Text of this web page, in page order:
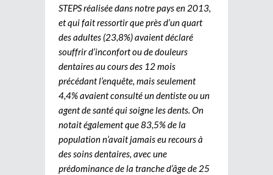
STEPS réalisée dans notre pays en 2013,
et qui fait ressortir que près d’un quart
des adultes (23,8%) avaient déclaré
souffrir d’inconfort ou de douleurs
dentaires au cours des 12 mois
précédant l’enquête, mais seulement
4,4% avaient consulté un dentiste ou un
agent de santé qui soigne les dents. On
notait également que 83,5% de la
population n’avait jamais eu recours à
des soins dentaires, avec une
prédominance de la tranche d’âge de 25